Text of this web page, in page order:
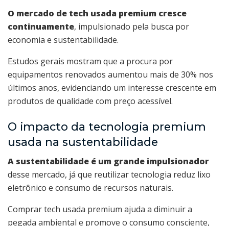
O mercado de tech usada premium cresce
continuamente, impulsionado pela busca por
economia e sustentabilidade.
Estudos gerais mostram que a procura por
equipamentos renovados aumentou mais de 30% nos
últimos anos, evidenciando um interesse crescente em
produtos de qualidade com preço acessível.
O impacto da tecnologia premium
usada na sustentabilidade
A sustentabilidade é um grande impulsionador
desse mercado, já que reutilizar tecnologia reduz lixo
eletrônico e consumo de recursos naturais.
Comprar tech usada premium ajuda a diminuir a
pegada ambiental e promove o consumo consciente,